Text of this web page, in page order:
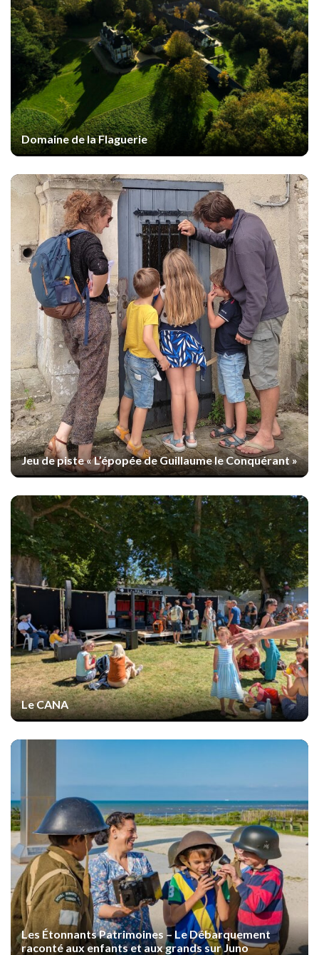
Domaine de la Flaguerie
Jeu de piste « L’épopée de Guillaume le Conquérant »
Le CANA
Les Étonnants Patrimoines – Le Débarquement
raconté aux enfants et aux grands sur Juno